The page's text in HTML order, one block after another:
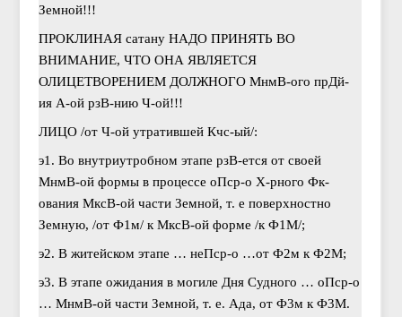
Земной!!!
ПРОКЛИНАЯ сатану НАДО ПРИНЯТЬ ВО
ВНИМАНИЕ, ЧТО ОНА ЯВЛЯЕТСЯ
ОЛИЦЕТВОРЕНИЕМ ДОЛЖНОГО МнмВ-ого прДй-
ия А-ой рзВ-нию Ч-ой!!!
ЛИЦО /от Ч-ой утратившей Кчс-ый/:
э1. Во внутриутробном этапе рзВ-ется от своей
МнмВ-ой формы в процессе оПср-о Х-рного Фк-
ования МксВ-ой части Земной, т. е поверхностно
Земную, /от Ф1м/ к МксВ-ой форме /к Ф1М/;
э2. В житейском этапе … неПср-о …от Ф2м к Ф2М;
э3. В этапе ожидания в могиле Дня Судного … оПср-о
… МнмВ-ой части Земной, т. е. Ада, от Ф3м к Ф3М.